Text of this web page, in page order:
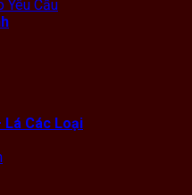
Yêu Cầu
Lá Các Loại